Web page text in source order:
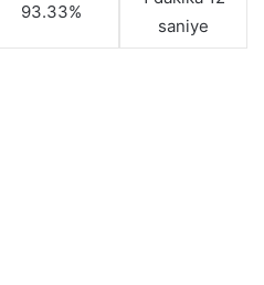
93.33%
saniye